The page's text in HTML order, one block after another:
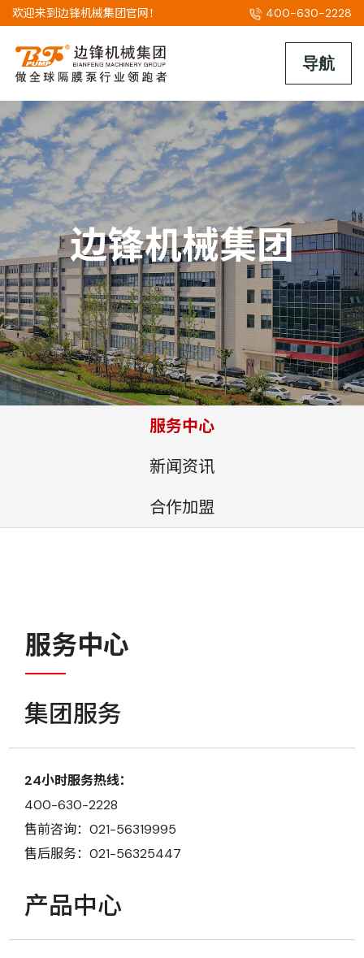
欢迎来到边锋机械集团官网！ 400-630-2228
边锋机械集团
服务中心
新闻资讯
合作加盟
服务中心
集团服务
24小时服务热线：
400-630-2228
售前咨询：021-56319995
售后服务：021-56325447
产品中心